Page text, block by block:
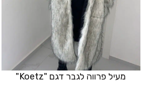
מעיל פרווה לגבר דגם "Koetz"